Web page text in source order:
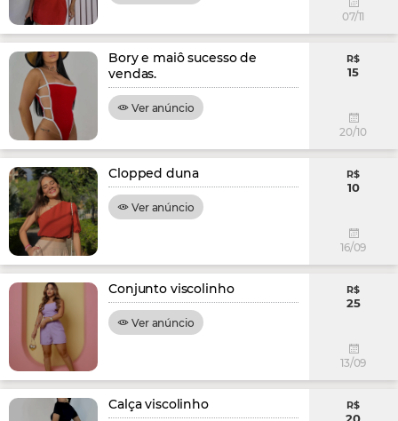
07/11
Bory e maiô sucesso de
vendas.
Ver anúncio
R$
15
20/10
Clopped duna
Ver anúncio
R$
10
16/09
Conjunto viscolinho
Ver anúncio
R$
25
13/09
Calça viscolinho R$